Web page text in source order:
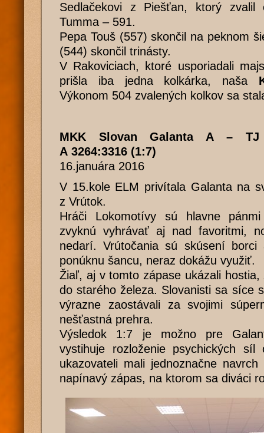
Sedlačekovi z Piešťan, ktorý
Tumma – 591.
Pepa Touš (557) skončil na peknom
(544) skončil trinásty.
V Rakoviciach, ktoré usporiadali
prišla iba jedna kolkárka, naša
Výkonom 504 zvalených kolkov sa
MKK Slovan Galanta A – TJ
A 3264:3316 (1:7)
16.januára 2016
V 15.kole ELM privítala Galanta na
z Vrútok.
Hráči Lokomotívy sú hlavne
zvyknú vyhrávať aj nad favoritmi,
nedarí. Vrútočania sú skúsení
ponúknu šancu, neraz dokážu využiť.
Žiaľ, aj v tomto zápase ukázali
do starého železa. Slovanisti sa síce
výrazne zaostávali za svojimi
nešťastná prehra.
Výsledok 1:7 je možno pre
vystihuje rozloženie psychických
ukazovateli mali jednoznačne
napínavý zápas, na ktorom sa diváci